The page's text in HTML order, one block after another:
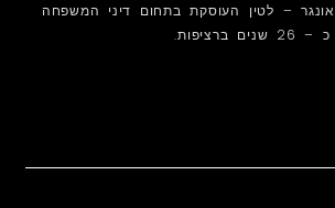
– לטין העוסקת בתחום דיני המשפחה